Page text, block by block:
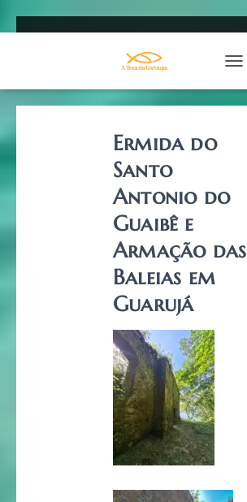
Ermida do
Santo
Antonio do
Guaibê e
Armação das
Baleias em
Guarujá